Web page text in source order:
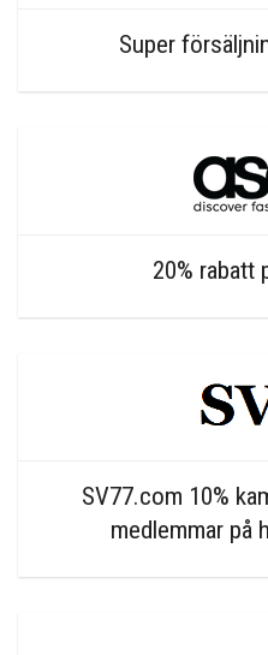
Super
20% rabatt
SV77.com 10%
medlemmar på